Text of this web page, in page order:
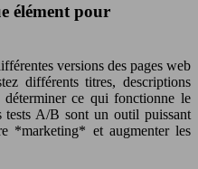
élément pour
versions des pages web
différents titres, descriptions
ce qui fonctionne le
A/B sont un outil puissant
*marketing* et augmenter les